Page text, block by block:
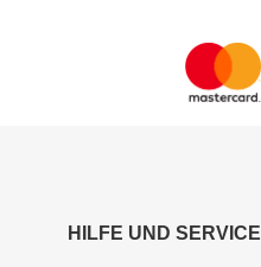
HILFE UND SERVICE